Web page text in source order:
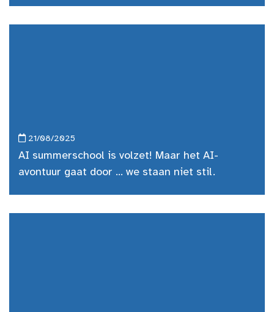
21/08/2025
AI summerschool is volzet! Maar het AI-
avontuur gaat door … we staan niet stil.